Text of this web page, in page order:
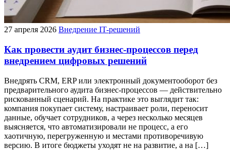
27 апреля 2026 Внедрение IT-решений
Как провести аудит бизнес-процессов перед
внедрением цифровых решений
Внедрять CRM, ERP или электронный документооборот без
предварительного аудита бизнес-процессов — действительно
рискованный сценарий. На практике это выглядит так:
компания покупает систему, настраивает роли, переносит
данные, обучает сотрудников, а через несколько месяцев
выясняется, что автоматизировали не процесс, а его
хаотичную, перегруженную и местами противоречивую
версию. В итоге бюджеты уходят не на развитие, а на […]